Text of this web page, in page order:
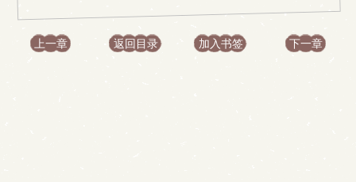
上一章 返回目录 加入书签 下一章